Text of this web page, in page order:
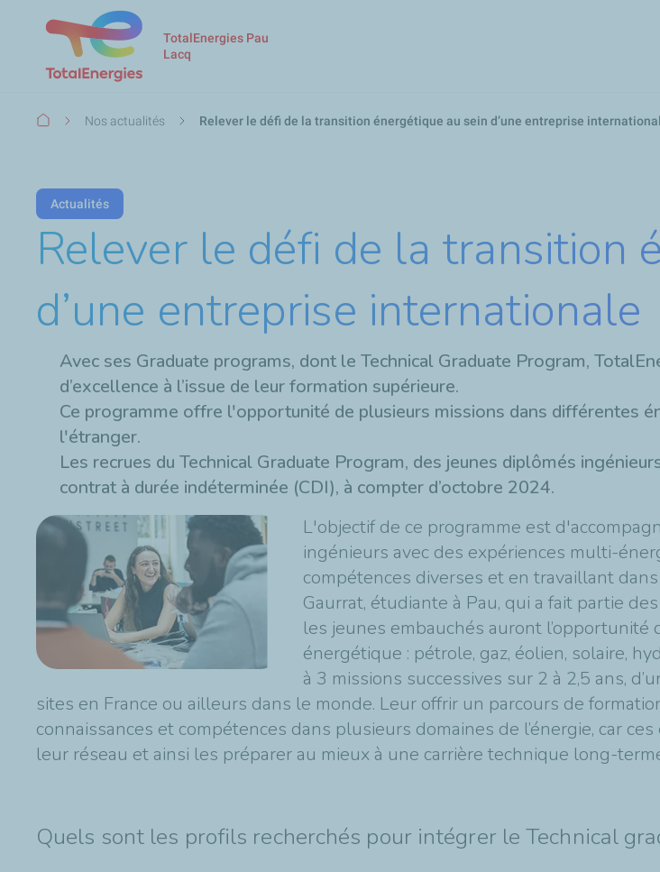
TotalEnergies Pau
Lacq
Fil
Nos actualités Relever le défi de la transition énergétique au sein d’une entreprise
Actualités
Relever le défi de la transition
d’une entreprise internationale
Avec ses Graduate programs, dont le Technical Graduate Program,
d’excellence à l’issue de leur formation supérieure.
Ce programme offre l'opportunité de plusieurs missions dans différentes
l'étranger.
Les recrues du Technical Graduate Program, des jeunes diplômés
contrat à durée indéterminée (CDI), à compter d’octobre 2024.
L'objectif de ce programme est
ingénieurs avec des expériences multi-
compétences diverses et en travaillant
Gaurrat, étudiante à Pau, qui a fait partie
les jeunes embauchés auront
énergétique : pétrole, gaz, éolien, solaire,
à 3 missions successives sur 2 à 2,5 ans,
sites en France ou ailleurs dans le monde. Leur offrir un parcours de
connaissances et compétences dans plusieurs domaines de l’énergie, car
leur réseau et ainsi les préparer au mieux à une carrière technique long-
Quels sont les profils recherchés pour intégrer le Technical